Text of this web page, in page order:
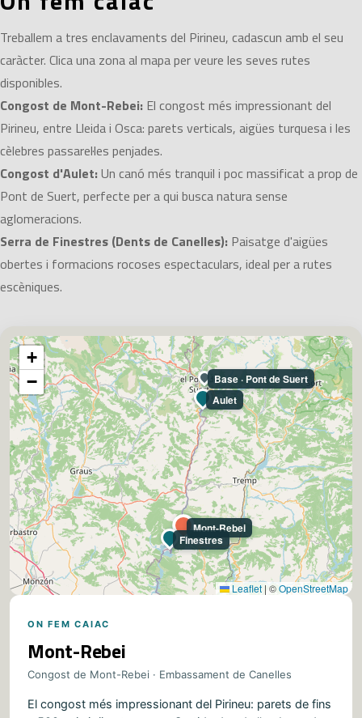
Treballem a tres enclavaments del Pirineu, cadascun amb el seu
caràcter. Clica una zona al mapa per veure les seves rutes
disponibles.
Congost de Mont-Rebei: El congost més impressionant del
Pirineu, entre Lleida i Osca: parets verticals, aigües turquesa i les
cèlebres passarel·les penjades.
Congost d'Aulet: Un canó més tranquil i poc massificat a prop de
Pont de Suert, perfecte per a qui busca natura sense
aglomeracions.
Serra de Finestres (Dents de Canelles): Paisatge d'aigües
obertes i formacions rocoses espectaculars, ideal per a rutes
escèniques.
Mont-Rebei
Aulet
Finestres
Base · Pont de Suert
+
−
Leaflet | ©OpenStreetMap
ON FEM CAIAC
Mont-Rebei
Congost de Mont-Rebei · Embassament de Canelles
El congost més impressionant del Pirineu: parets de fins